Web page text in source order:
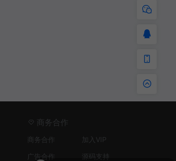
商务合作
商务合作
加入VIP
广告合作
源码支持